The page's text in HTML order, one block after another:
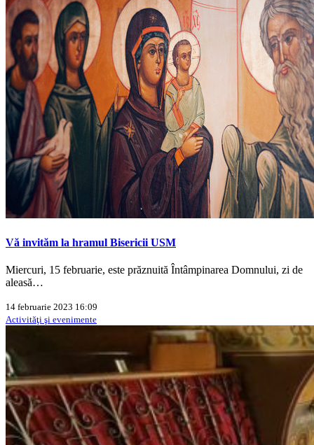
Vă invităm la hramul Bisericii USM
Miercuri, 15 februarie, este prăznuită Întâmpinarea Domnului, zi de
aleasă…
14 februarie 2023 16:09
Activităţi şi evenimente